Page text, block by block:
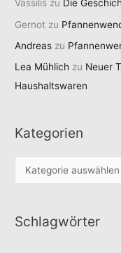
Vassilis zu Die
Gernot zu
Andreas zu
Lea Mühlich zu Neuer
Haushaltswaren
Kategorien
a
e
Schlagwörter